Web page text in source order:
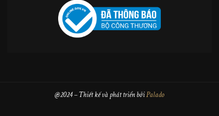
@2024 – Thiết kế và phát triển bởiPalado